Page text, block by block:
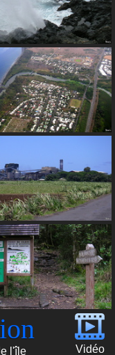
l'île Vidéo